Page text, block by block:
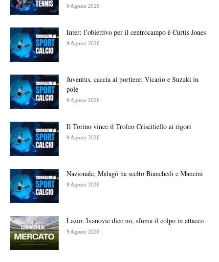
9 Agosto 2026
Inter: l’obiettivo per il centrocampo è Curtis Jones
9 Agosto 2026
Juventus, caccia al portiere: Vicario e Suzuki in
pole
9 Agosto 2026
Il Torino vince il Trofeo Criscitiello ai rigori
9 Agosto 2026
Nazionale, Malagò ha scelto Bianchedi e Mancini
9 Agosto 2026
Lazio: Ivanovic dice no, sfuma il colpo in attacco
9 Agosto 2026